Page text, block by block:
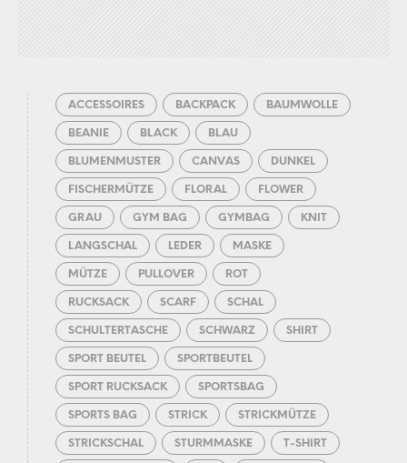
ACCESSOIRES BACKPACK BAUMWOLLE
BEANIE BLACK BLAU
BLUMENMUSTER CANVAS DUNKEL
FISCHERMÜTZE FLORAL FLOWER
GRAU GYM BAG GYMBAG KNIT
LANGSCHAL LEDER MASKE
MÜTZE PULLOVER ROT
RUCKSACK SCARF SCHAL
SCHULTERTASCHE SCHWARZ SHIRT
SPORT BEUTEL SPORTBEUTEL
SPORT RUCKSACK SPORTSBAG
SPORTS BAG STRICK STRICKMÜTZE
STRICKSCHAL STURMMASKE T-SHIRT